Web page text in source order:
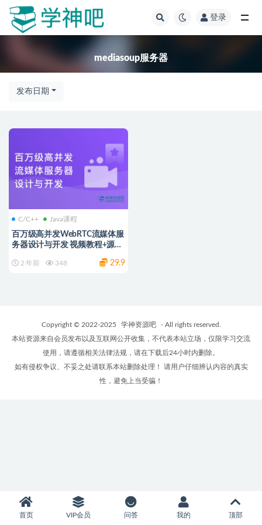
登录
mediasoup服务器
发布日期
C/C++ Java课程
百万级高并发WebRTC流媒体服
务器设计与开发 视频教程+源代
2 年前 348 29.9
Copyright © 2022-2025 学神资源吧
- All rights reserved.
本站资源来自会员发布以及互联网公开收集，不代表本站立场，仅限学习交流
使用，请遵循相关法律法规，请在下载后24小时内删除。
如有侵权争议、不妥之处请联系本站删除处理！ 请用户仔细辨认内容的真实
性，避免上当受骗！
首页 VIP会员 问答 我的 顶部